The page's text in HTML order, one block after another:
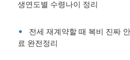
생연도별 수령나이 정리
전세 재계약할 때 복비 진짜
료 완전정리